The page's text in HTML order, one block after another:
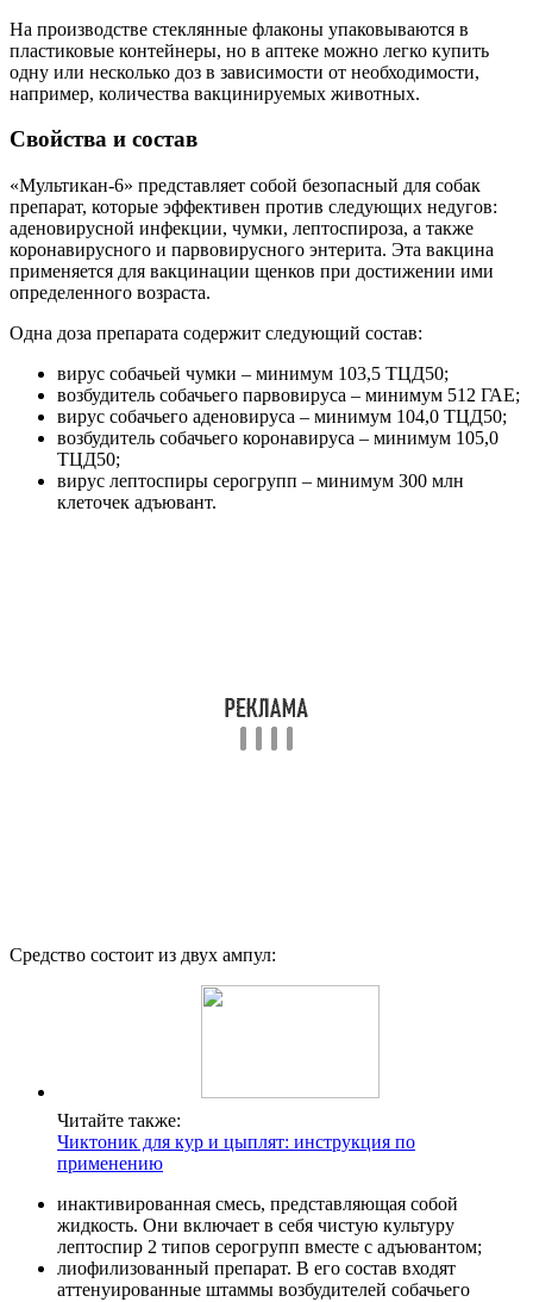
На производстве стеклянные флаконы упаковываются в
пластиковые контейнеры, но в аптеке можно легко купить
одну или несколько доз в зависимости от необходимости,
например, количества вакцинируемых животных.
Свойства и состав
«Мультикан-6» представляет собой безопасный для собак
препарат, которые эффективен против следующих недугов:
аденовирусной инфекции, чумки, лептоспироза, а также
коронавирусного и парвовирусного энтерита. Эта вакцина
применяется для вакцинации щенков при достижении ими
определенного возраста.
Одна доза препарата содержит следующий состав:
вирус собачьей чумки – минимум 103,5 ТЦД50;
возбудитель собачьего парвовируса – минимум 512 ГАЕ;
вирус собачьего аденовируса – минимум 104,0 ТЦД50;
возбудитель собачьего коронавируса – минимум 105,0
ТЦД50;
вирус лептоспиры серогрупп – минимум 300 млн
клеточек адъювант.
Средство состоит из двух ампул:
Читайте также:
Чиктоник для кур и цыплят: инструкция по
применению
инактивированная смесь, представляющая собой
жидкость. Они включает в себя чистую культуру
лептоспир 2 типов серогрупп вместе с адъювантом;
лиофилизованный препарат. В его состав входят
аттенуированные штаммы возбудителей собачьего